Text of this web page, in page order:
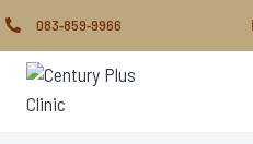
083-859-9966